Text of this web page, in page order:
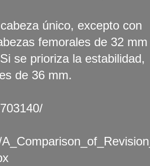
único, excepto con
femorales de 32
se prioriza la estabilidad,
de 36 mm.